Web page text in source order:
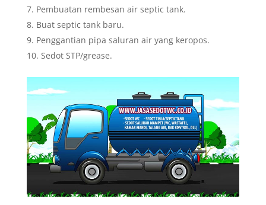
Pembuatan rembesan air septic tank.
Buat septic tank baru.
Penggantian pipa saluran air yang keropos.
Sedot STP/grease.